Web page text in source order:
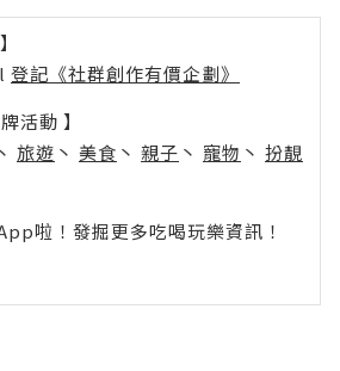
登記《社群創作有價企劃》
活動 】
旅遊 丶 美食 丶 親子 丶 寵物 丶 扮靚
啦！發掘更多吃喝玩樂資訊！